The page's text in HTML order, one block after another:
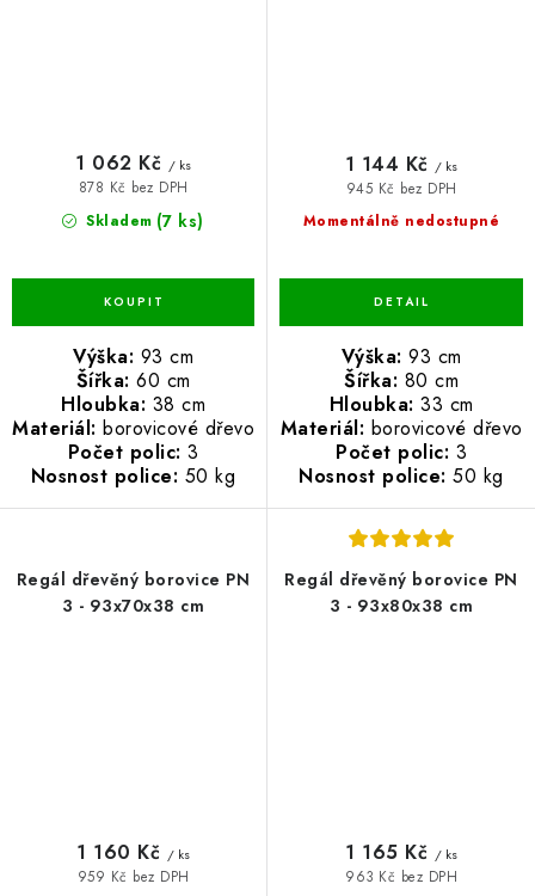
Skladem (7 ks)
878 Kč bez DPH
1 062 Kč / ks
Výška: 93 cm
Šířka: 60 cm
Hloubka: 38 cm
Materiál: borovicové dřevo
Počet polic: 3
Nosnost police: 50 kg
Momentálně nedostupné
945 Kč bez DPH
1 144 Kč / ks
Výška: 93 cm
Šířka: 80 cm
Hloubka: 33 cm
Materiál: borovicové dřevo
Počet polic: 3
Nosnost police: 50 kg
Regál dřevěný borovice PN
3 - 93x70x38 cm
959 Kč bez DPH
1 160 Kč / ks
Regál dřevěný borovice PN
3 - 93x80x38 cm
963 Kč bez DPH
1 165 Kč / ks